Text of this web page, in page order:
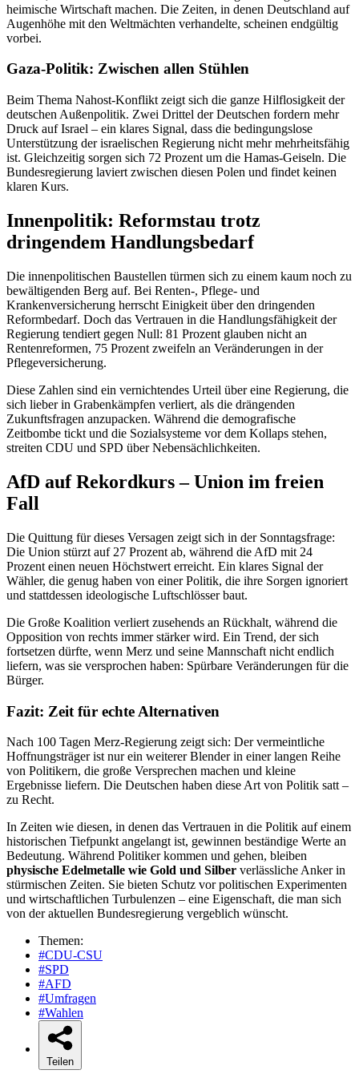
heimische Wirtschaft machen. Die Zeiten, in denen Deutschland auf
Augenhöhe mit den Weltmächten verhandelte, scheinen endgültig
vorbei.
Gaza-Politik: Zwischen allen Stühlen
Beim Thema Nahost-Konflikt zeigt sich die ganze Hilflosigkeit der
deutschen Außenpolitik. Zwei Drittel der Deutschen fordern mehr
Druck auf Israel – ein klares Signal, dass die bedingungslose
Unterstützung der israelischen Regierung nicht mehr mehrheitsfähig
ist. Gleichzeitig sorgen sich 72 Prozent um die Hamas-Geiseln. Die
Bundesregierung laviert zwischen diesen Polen und findet keinen
klaren Kurs.
Innenpolitik: Reformstau trotz
dringendem Handlungsbedarf
Die innenpolitischen Baustellen türmen sich zu einem kaum noch zu
bewältigenden Berg auf. Bei Renten-, Pflege- und
Krankenversicherung herrscht Einigkeit über den dringenden
Reformbedarf. Doch das Vertrauen in die Handlungsfähigkeit der
Regierung tendiert gegen Null: 81 Prozent glauben nicht an
Rentenreformen, 75 Prozent zweifeln an Veränderungen in der
Pflegeversicherung.
Diese Zahlen sind ein vernichtendes Urteil über eine Regierung, die
sich lieber in Grabenkämpfen verliert, als die drängenden
Zukunftsfragen anzupacken. Während die demografische
Zeitbombe tickt und die Sozialsysteme vor dem Kollaps stehen,
streiten CDU und SPD über Nebensächlichkeiten.
AfD auf Rekordkurs – Union im freien
Fall
Die Quittung für dieses Versagen zeigt sich in der Sonntagsfrage:
Die Union stürzt auf 27 Prozent ab, während die AfD mit 24
Prozent einen neuen Höchstwert erreicht. Ein klares Signal der
Wähler, die genug haben von einer Politik, die ihre Sorgen ignoriert
und stattdessen ideologische Luftschlösser baut.
Die Große Koalition verliert zusehends an Rückhalt, während die
Opposition von rechts immer stärker wird. Ein Trend, der sich
fortsetzen dürfte, wenn Merz und seine Mannschaft nicht endlich
liefern, was sie versprochen haben: Spürbare Veränderungen für die
Bürger.
Fazit: Zeit für echte Alternativen
Nach 100 Tagen Merz-Regierung zeigt sich: Der vermeintliche
Hoffnungsträger ist nur ein weiterer Blender in einer langen Reihe
von Politikern, die große Versprechen machen und kleine
Ergebnisse liefern. Die Deutschen haben diese Art von Politik satt –
zu Recht.
In Zeiten wie diesen, in denen das Vertrauen in die Politik auf einem
historischen Tiefpunkt angelangt ist, gewinnen beständige Werte an
Bedeutung. Während Politiker kommen und gehen, bleiben
physische Edelmetalle wie Gold und Silber verlässliche Anker in
stürmischen Zeiten. Sie bieten Schutz vor politischen Experimenten
und wirtschaftlichen Turbulenzen – eine Eigenschaft, die man sich
von der aktuellen Bundesregierung vergeblich wünscht.
Themen:
#CDU-CSU
#SPD
#AFD
#Umfragen
#Wahlen
Teilen